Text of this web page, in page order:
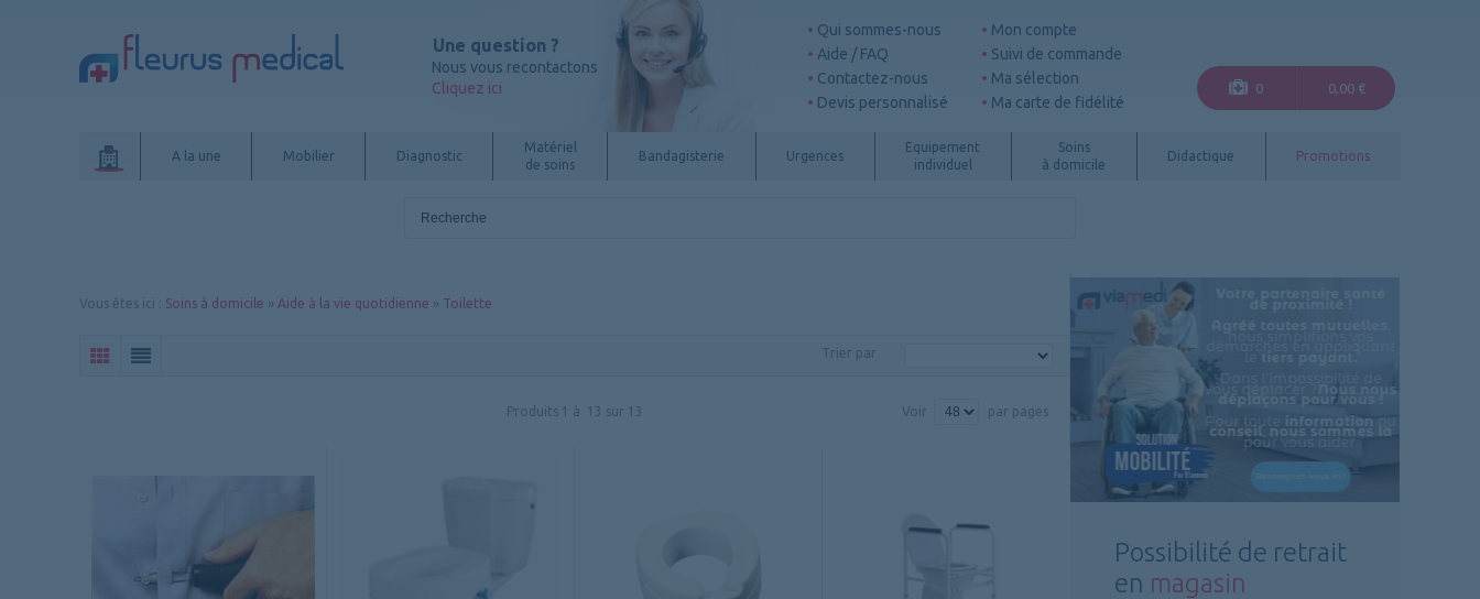
Une question ?
Nous vous recontactons
Cliquez ici
Qui sommes-nous
Aide / FAQ
Contactez-nous
Devis personnalisé
Mon compte
Suivi de commande
Ma sélection
Ma carte de fidélité
0 0,00 €
A la une Mobilier Diagnostic
Matériel
de soins
Bandagisterie Urgences
Equipement
individuel
Soins
à domicile
Didactique Promotions
Vous êtes ici Soins à domicile » Aide à la vie quotidienne » Toilette
Trier par
Produits 1 à 13 sur 13 Voir par pages
Possibilité de retrait
en magasin